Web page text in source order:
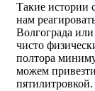
Такие истории
нам
Волгограда
чисто
полтора
можем